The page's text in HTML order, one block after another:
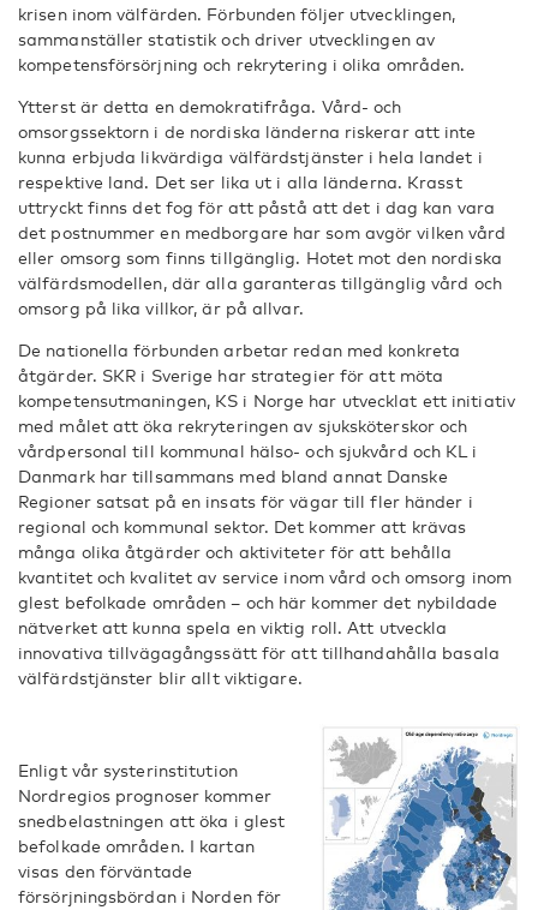
krisen inom välfärden. Förbunden följer utvecklingen,
sammanställer statistik och driver utvecklingen av
kompetensförsörjning och rekrytering i olika områden.
Ytterst är detta en demokratifråga. Vård- och
omsorgssektorn i de nordiska länderna riskerar att inte
kunna erbjuda likvärdiga välfärdstjänster i hela landet i
respektive land. Det ser lika ut i alla länderna. Krasst
uttryckt finns det fog för att påstå att det i dag kan vara
det postnummer en medborgare har som avgör vilken vård
eller omsorg som finns tillgänglig. Hotet mot den nordiska
välfärdsmodellen, där alla garanteras tillgänglig vård och
omsorg på lika villkor, är på allvar.
De nationella förbunden arbetar redan med konkreta
åtgärder. SKR i Sverige har strategier för att möta
kompetensutmaningen, KS i Norge har utvecklat ett initiativ
med målet att öka rekryteringen av sjuksköterskor och
vårdpersonal till kommunal hälso- och sjukvård och KL i
Danmark har tillsammans med bland annat Danske
Regioner satsat på en insats för vägar till fler händer i
regional och kommunal sektor. Det kommer att krävas
många olika åtgärder och aktiviteter för att behålla
kvantitet och kvalitet av service inom vård och omsorg inom
glest befolkade områden – och här kommer det nybildade
nätverket att kunna spela en viktig roll. Att utveckla
innovativa tillvägagångssätt för att tillhandahålla basala
välfärdstjänster blir allt viktigare.
Enligt vår systerinstitution
Nordregios prognoser kommer
snedbelastningen att öka i glest
befolkade områden. I kartan
visas den förväntade
försörjningsbördan i Norden för